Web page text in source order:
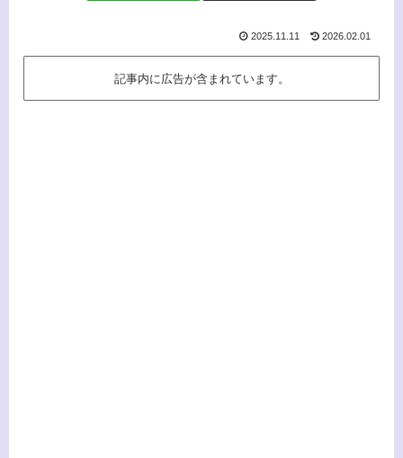
2025.11.11 2026.02.01
記事内に広告が含まれています。